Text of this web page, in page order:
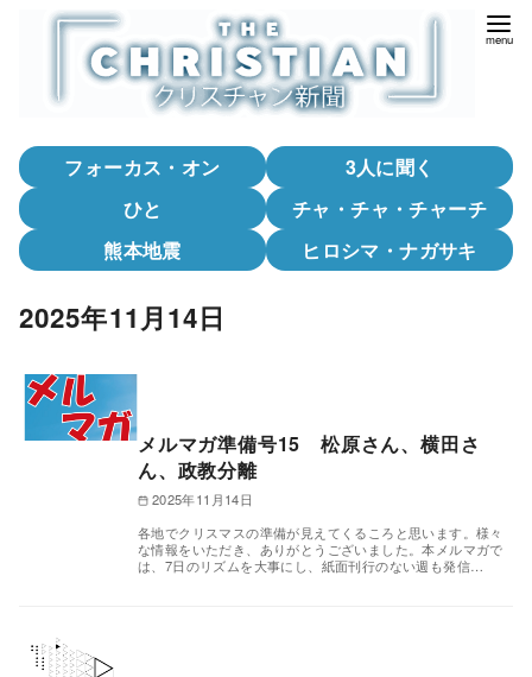
フォーカス・オン
3人に聞く
ひと
チャ・チャ・チャーチ
熊本地震
ヒロシマ・ナガサキ
2025年11月14日
メルマガ準備号15 松原さん、横田さ
ん、政教分離
2025年11月14日
各地でクリスマスの準備が見えてくるころと思います。様々
な情報をいただき、ありがとうございました。本メルマガで
は、7日のリズムを大事にし、紙面刊行のない週も発信…